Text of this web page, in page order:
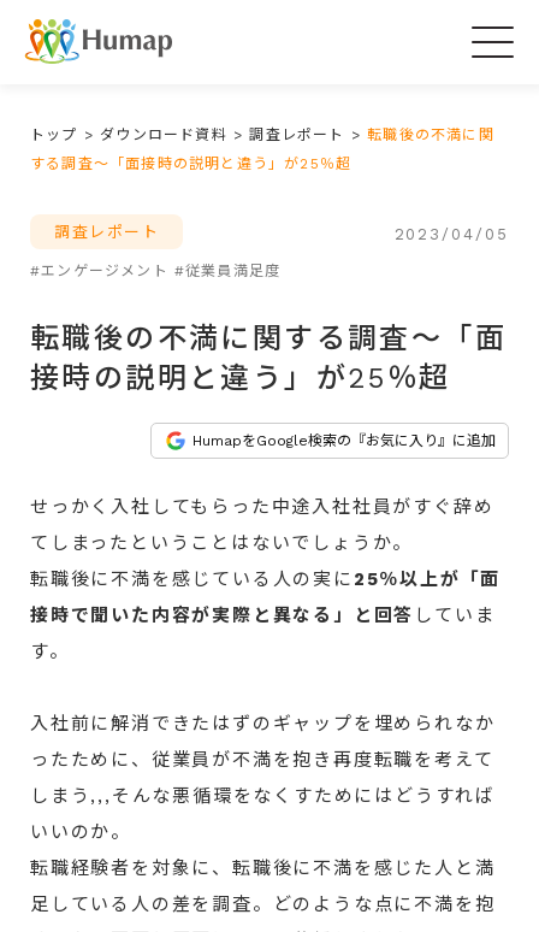
トップ > ダウンロード資料 >調査レポート >転職後の不満に関
する調査～「面接時の説明と違う」が25％超
調査レポート
#エンゲージメント #従業員満足度
2023/04/05
転職後の不満に関する調査～「面
接時の説明と違う」が25％超
HumapをGoogle検索の『お気に入り』に追加
せっかく入社してもらった中途入社社員がすぐ辞め
てしまったということはないでしょうか。
転職後に不満を感じている人の実に 25％以上が「面
接時で聞いた内容が実際と異なる」と回答 していま
す。
入社前に解消できたはずのギャップを埋められなか
ったために、従業員が不満を抱き再度転職を考えて
しまう,,,そんな悪循環をなくすためにはどうすれば
いいのか。
転職経験者を対象に、転職後に不満を感じた人と満
足している人の差を調査。どのような点に不満を抱